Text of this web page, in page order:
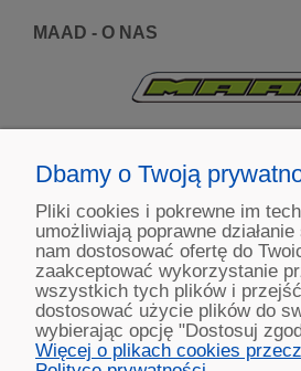
MAAD - O NAS
+48
ul. Reymonta
89-500
Copyright © 2022 MAAD Zaginarki
Blacharskich. Produkcja:
Dbamy o Twoją
Pliki cookies i pokrewne im
umożliwiają poprawne
nam dostosować ofertę do
zaakceptować wykorzystanie
wszystkich tych plików i
dostosować użycie plików do
wybierając opcję "Dostosuj
Więcej o plikach cookies